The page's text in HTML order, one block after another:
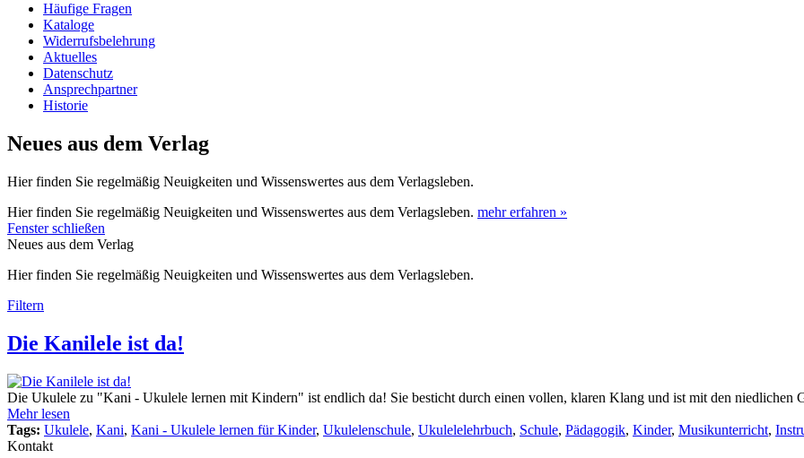
Häufige Fragen
Kataloge
Widerrufsbelehrung
Aktuelles
Datenschutz
Ansprechpartner
Historie
Neues aus dem Verlag
Hier finden Sie regelmäßig Neuigkeiten und Wissenswertes aus dem Verlagsleben.
Hier finden Sie regelmäßig Neuigkeiten und Wissenswertes aus dem Verlagsleben. mehr erfahren »
Fenster schließen
Neues aus dem Verlag
Hier finden Sie regelmäßig Neuigkeiten und Wissenswertes aus dem Verlagsleben.
Filtern
Die Kanilele ist da!
Die Ukulele zu "Kani - Ukulele lernen mit Kindern" ist endlich da! Sie besticht durch einen vollen, klaren Klang und ist mit den niedlichen
Mehr lesen
Tags: Ukulele, Kani, Kani - Ukulele lernen für Kinder, Ukulelenschule, Ukulelelehrbuch, Schule, Pädagogik, Kinder, Musikunterricht,
Kontakt